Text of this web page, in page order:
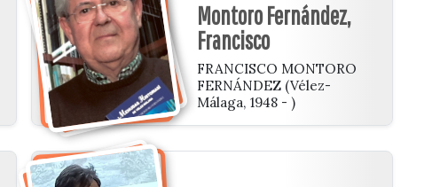
Montoro Fernández,
Francisco
FRANCISCO MONTORO
FERNÁNDEZ (Vélez-
Málaga, 1948 - )